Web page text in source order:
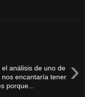
›
análisis de uno de
nos encantaría tener
porque...